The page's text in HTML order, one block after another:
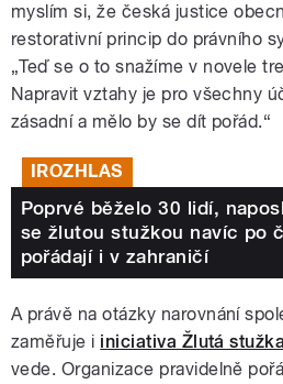
myslím si, že česká justice
restorativní princip do právního
„Teď se o to snažíme v novele
Napravit vztahy je pro všechny
zásadní a mělo by se dít pořád.“
IROZHLAS
Poprvé běželo 30 lidí,
se žlutou stužkou navíc po
pořádají i v zahraničí
A právě na otázky narovnání
zaměřuje i iniciativa Žlutá stužka
vede. Organizace pravidelně